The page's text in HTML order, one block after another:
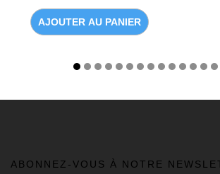
AJOUTER AU PANIER
ABONNEZ-VOUS À NOTRE